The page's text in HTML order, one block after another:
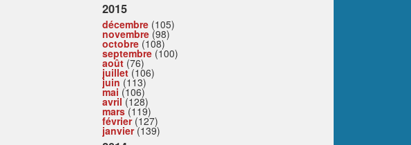
2015
décembre (105)
novembre (98)
octobre (108)
septembre (100)
août (76)
juillet(106)
juin (113)
mai (106)
avril(128)
mars(119)
février(127)
janvier(139)